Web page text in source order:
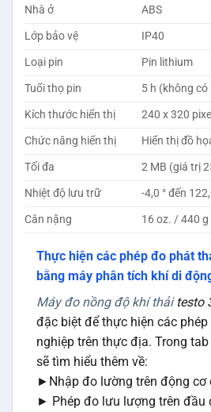
Nhà ở
ABS
Lớp bảo vệ
IP40
Loại pin
Pin lithium
Tuổi thọ pin
5 h (không
Kích thước hiển thị
240 x 320 pixel
Chức năng hiển thị
Hiển thị đồ
Tối đa
2 MB (giá trị
Nhiệt độ lưu trữ
-4,0 ° đến
Cân nặng
16 oz. / 440 g
Thực hiện các phép đo phát
bằng máy phân tích khí di
Máy đo nồng độ khí thảitesto
đặc biệt để thực hiện các
nghiệp trên thực địa. Trong tab
sẽ tìm hiểu thêm về:
►Nhập đo lường trên động cơ
► Phép đo lưu lượng trên đầu